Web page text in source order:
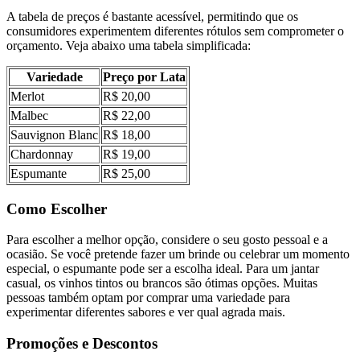
A tabela de preços é bastante acessível, permitindo que os
consumidores experimentem diferentes rótulos sem comprometer o
orçamento. Veja abaixo uma tabela simplificada:
Variedade
Preço por Lata
Merlot
R$ 20,00
Malbec
R$ 22,00
Sauvignon Blanc R$ 18,00
Chardonnay
R$ 19,00
Espumante
R$ 25,00
Como Escolher
Para escolher a melhor opção, considere o seu gosto pessoal e a
ocasião. Se você pretende fazer um brinde ou celebrar um momento
especial, o espumante pode ser a escolha ideal. Para um jantar
casual, os vinhos tintos ou brancos são ótimas opções. Muitas
pessoas também optam por comprar uma variedade para
experimentar diferentes sabores e ver qual agrada mais.
Promoções e Descontos